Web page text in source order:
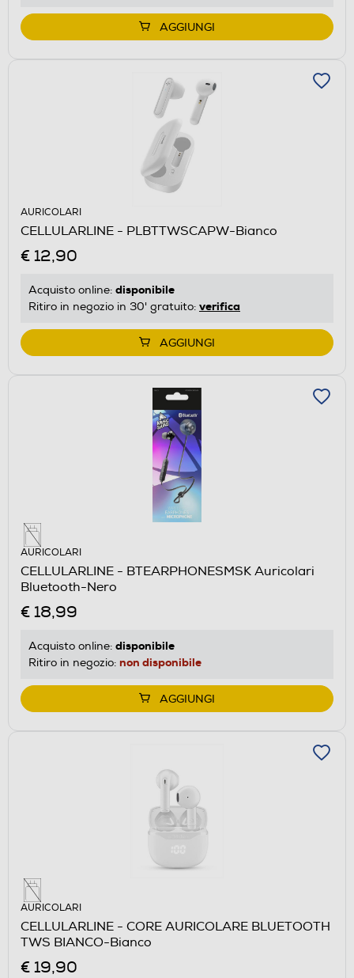
AGGIUNGI
AURICOLARI
CELLULARLINE - PLBTTWSCAPW-Bianco
€ 12,90
Acquisto online: disponibile
Ritiro in negozio in 30' gratuito: verifica
AGGIUNGI
AURICOLARI
CELLULARLINE - BTEARPHONESMSK Auricolari
Bluetooth-Nero
€ 18,99
Acquisto online: disponibile
Ritiro in negozio: non disponibile
AGGIUNGI
AURICOLARI
CELLULARLINE - CORE AURICOLARE BLUETOOTH
TWS BIANCO-Bianco
€ 19,90